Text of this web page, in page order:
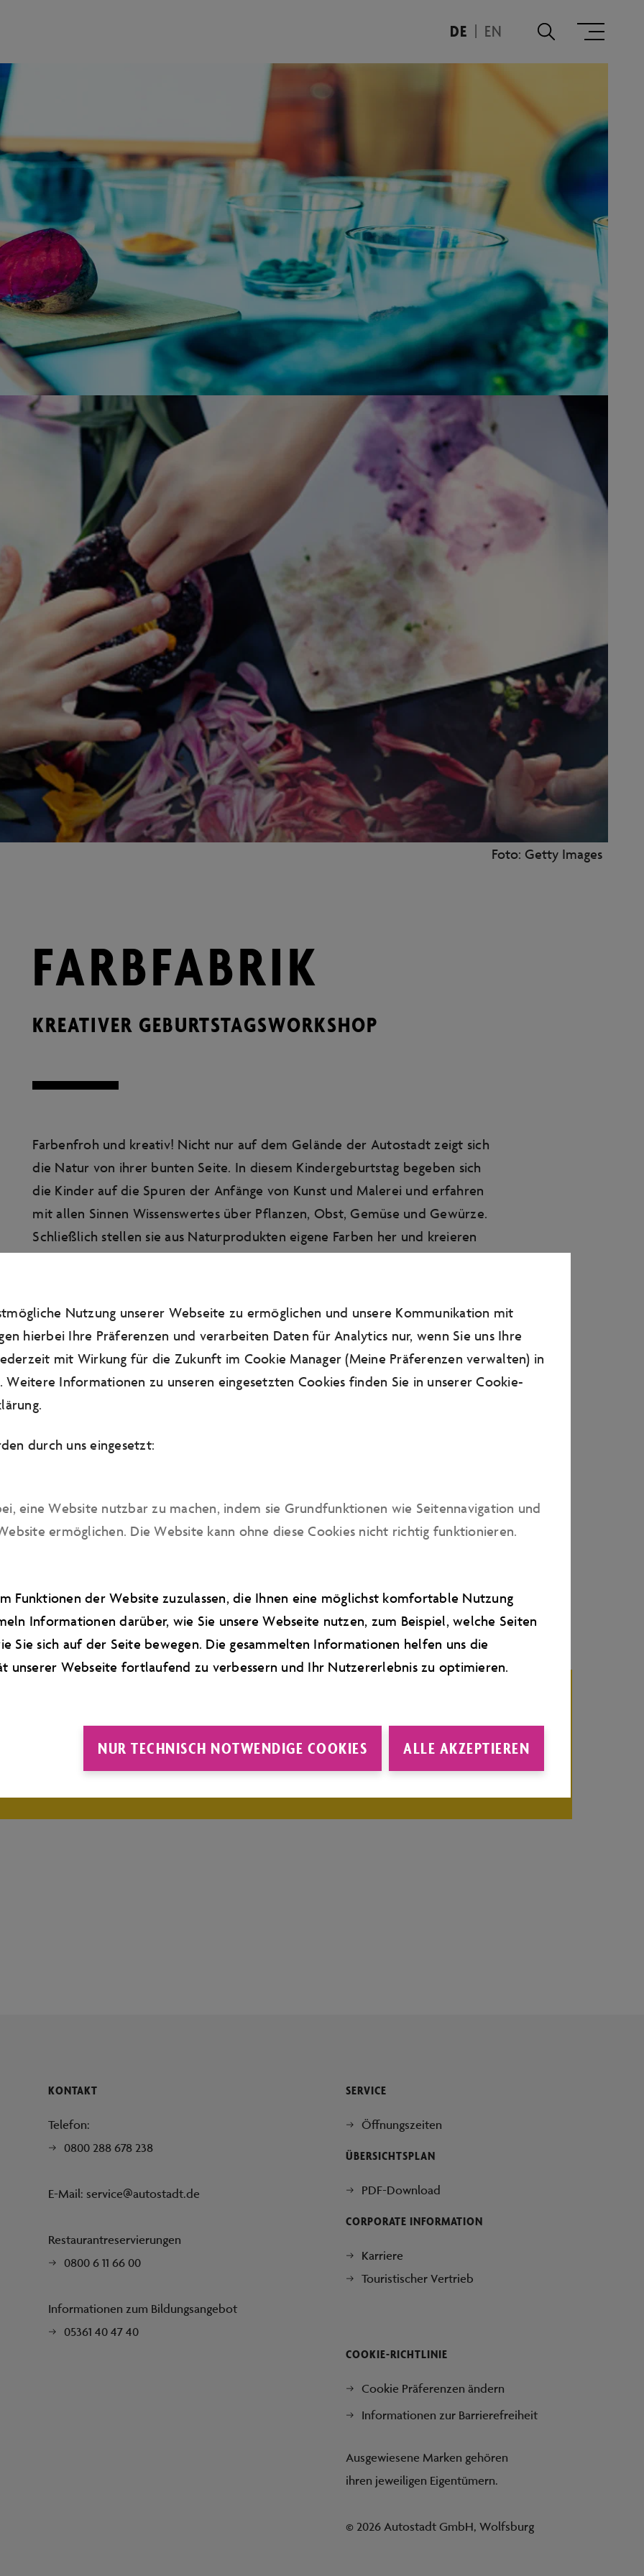
DE EN
Foto: Getty Images
FARBFABRIK
KREATIVER GEBURTSTAGSWORKSHOP
Farbenfroh und kreativ! Nicht nur auf dem Gelände der Autostadt zeigt sich
die Natur von ihrer bunten Seite. In diesem Kindergeburtstag begeben sich
die Kinder auf die Spuren der Anfänge von Kunst und Malerei und erfahren
mit allen Sinnen Wissenswertes über Pflanzen, Obst, Gemüse und Gewürze.
Schließlich stellen sie aus Naturprodukten eigene Farben her und kreieren
Dauer: 2 Stunden
Gruppenpreis 1 (5 - 8 Kinder): 95 € zzgl. Eintrittskarten
Gruppenpreis 2(9 - 12 Kinder): 140 € zzgl. Eintrittskarten
Alter:für Kinder ab 6 Jahren
verarbeitet. Diese können auf der Kleidung Flecken hinterlassen, die sich
bitte bei der Auswahl der Kleidung darauf, dass diese schmutzig werden darf.
Bei gutem Wetter kann der Workshop im Freien stattfinden. Achten Sie
UND BUCHUNG
Ihren Wunschtermin für diesen Geburtstagsworkshop können Sie imAutostadt
auswählen und eine Buchungsanfrage stellen: Zum Ticketshop
KONTAKT
Telefon:
0800 288 678 238
E-Mail: service@autostadt.de
Restaurantreservierungen
0800 6 11 66 00
Informationen zum Bildungsangebot
05361 40 47 40
SERVICE
Öffnungszeiten
ÜBERSICHTSPLAN
PDF-Download
CORPORATE INFORMATION
Karriere
Touristischer Vertrieb
COOKIE-RICHTLINIE
Cookie Präferenzen ändern
Informationen zur Barrierefreiheit
Ausgewiesene Marken gehören
ihren jeweiligen Eigentümern.
© 2026 Autostadt GmbH, Wolfsburg
Nutzung unserer Webseite zu ermöglichen und unsere Kommunikation mit
hierbei Ihre Präferenzen und verarbeiten Daten für Analytics nur, wenn Sie uns Ihre
mit Wirkung für die Zukunft im Cookie Manager (Meine Präferenzen verwalten) in
Informationen zu unseren eingesetzten Cookies finden Sie in unsererCookie-
.
durch uns eingesetzt:
eine Website nutzbar zu machen, indem sie Grundfunktionen wie Seitennavigation und
ermöglichen. Die Website kann ohne diese Cookies nicht richtig funktionieren.
Funktionen der Website zuzulassen, die Ihnen eine möglichst komfortable Nutzung
Informationen darüber, wie Sie unsere Webseite nutzen, zum Beispiel, welche Seiten
Sie sich auf der Seite bewegen. Die gesammelten Informationen helfen uns die
unserer Webseite fortlaufend zu verbessern und Ihr Nutzererlebnis zu optimieren.
NUR TECHNISCH NOTWENDIGE COOKIES ALLE AKZEPTIEREN